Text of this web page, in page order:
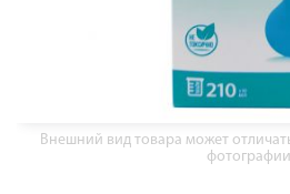
Внешний вид товара может
фотографии